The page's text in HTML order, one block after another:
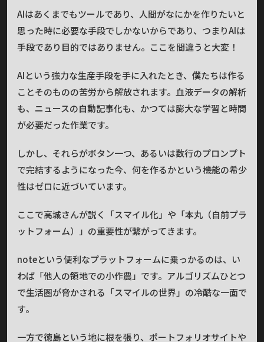
AIはあくまでもツールであり、人間がなにかを作りたいと
思った時に必要な手段でしかないからであり、つまりAIは
手段であり目的ではありません。ここを間違うと大変！
AIという強力な生産手段を手に入れたとき、僕たちは作る
ことそのものの苦労から解放されます。血液データの解析
も、ニュースの自動記事化も、かつては膨大な学習と時間
が必要だった作業です。
しかし、それらがボタン一つ、あるいは数行のプロンプト
で完結するようになった今、何を作るかという機能の希少
性はゼロに近づいています。
ここで高城さんが説く「スマイル化」や「本丸（自前プラ
ットフォーム）」の重要性が繋がってきます。
noteという便利なプラットフォームに乗っかるのは、い
わば「他人の領地での小作農」です。アルゴリズムひとつ
で生活圏が脅かされる「スマイルの世界」の冷酷な一面で
す。
一方で徳島という地に根を張り、ポートフォリオサイトや